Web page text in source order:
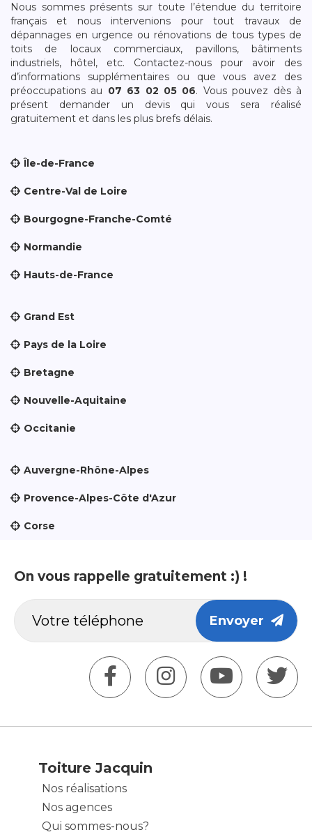
Nous sommes présents sur toute l’étendue du territoire
français et nous intervenions pour tout travaux de
dépannages en urgence ou rénovations de tous types de
toits de locaux commerciaux, pavillons, bâtiments
industriels, hôtel, etc. Contactez-nous pour avoir des
d’informations supplémentaires ou que vous avez des
préoccupations au 07 63 02 05 06. Vous pouvez dès à
présent demander un devis qui vous sera réalisé
gratuitement et dans les plus brefs délais.
Île-de-France
Centre-Val de Loire
Bourgogne-Franche-Comté
Normandie
Hauts-de-France
Grand Est
Pays de la Loire
Bretagne
Nouvelle-Aquitaine
Occitanie
Auvergne-Rhône-Alpes
Provence-Alpes-Côte d'Azur
Corse
On vous rappelle gratuitement :) !
Envoyer
Toiture Jacquin
Nos réalisations
Nos agences
Qui sommes-nous?